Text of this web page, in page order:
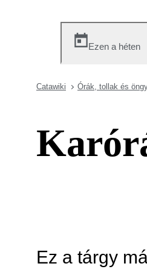
Ezen a héten
Catawiki Órák, tollak és
Ez a tárgy